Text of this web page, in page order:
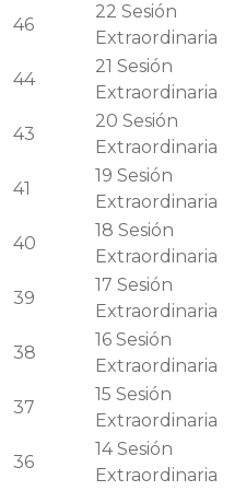
46
22 Sesión
Extraordinaria
44
21 Sesión
Extraordinaria
43
20 Sesión
Extraordinaria
41
19 Sesión
Extraordinaria
40
18 Sesión
Extraordinaria
39
17 Sesión
Extraordinaria
38
16Sesión
Extraordinaria
37
15 Sesión
Extraordinaria
36
14Sesión
Extraordinaria